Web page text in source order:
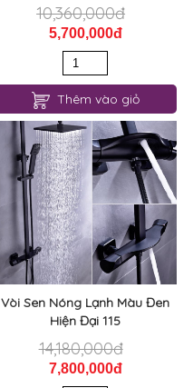
10,360,000đ
5,700,000đ
Thêm vào giỏ
Vòi Sen Nóng Lạnh Màu Đen
Hiện Đại 115
14,180,000đ
7,800,000đ